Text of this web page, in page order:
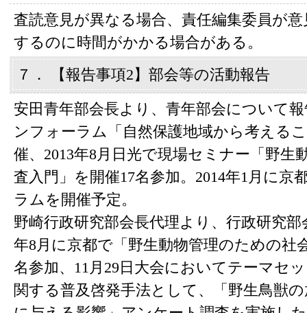
査読意見が異なる場合、責任編集委員が
するのに時間がかかる場合がある。
７． 【報告事項2】部会等の活動報告
安田青年部会長より、青年部会について
ンフォーラム「自然保護地域から考える
催、2013年8月日光で現場セミナー「野
査入門」を開催17名参加。2014年1月に
ラムを開催予定。
野崎行政研究部会長代理より、行政研究
年8月に京都で「野生動物管理のための社
名参加、11月29日大会においてテーマセ
関する普及啓発手法として、「野生鳥獣